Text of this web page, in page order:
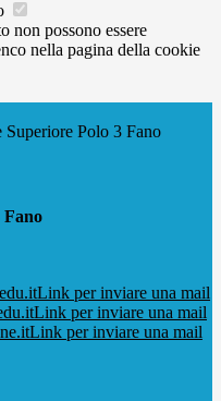
non possono essere
nella pagina della cookie
Polo 3 Fano
Fano
Link per inviare una mail
Link per inviare una mail
Link per inviare una mail